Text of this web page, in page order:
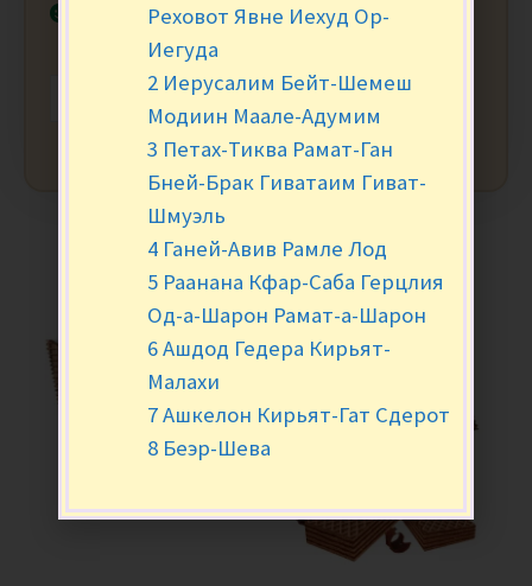
В наличии
+
Реховот Явне Иехуд Ор-
Иегуда
2 Иерусалим Бейт-Шемеш
Модиин Маале-Адумим
3 Петах-Тиква Рамат-Ган
Бней-Брак Гиватаим Гиват-
Шмуэль
4 Ганей-Авив Рамле Лод
5 Раанана Кфар-Саба Герцлия
Од-а-Шарон Рамат-а-Шарон
6 Ашдод Гедера Кирьят-
Малахи
7 Ашкелон Кирьят-Гат Сдерот
8 Беэр-Шева